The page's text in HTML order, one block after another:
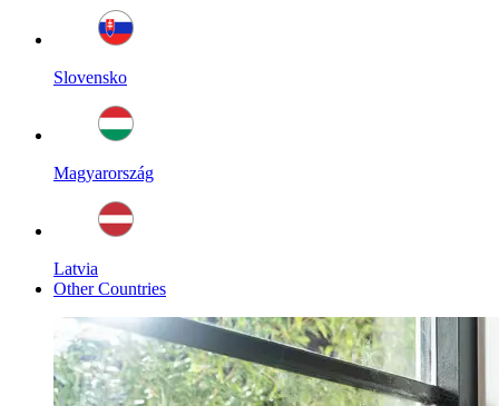
Slovensko
Magyarország
Latvia
Other Countries